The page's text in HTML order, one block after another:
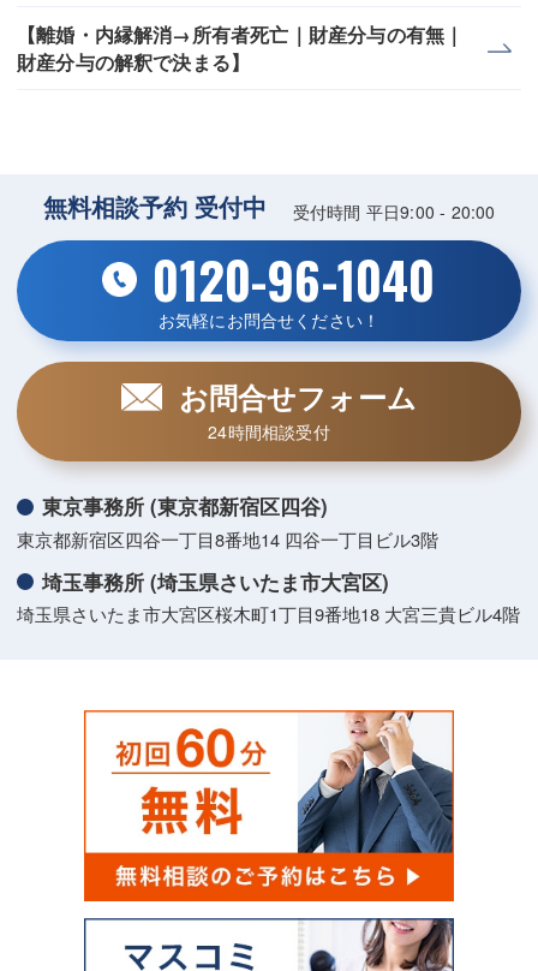
【離婚・内縁解消→所有者死亡｜財産分与の有無｜
財産分与の解釈で決まる】
無料相談予約 受付中 受付時間 平日9:00 - 20:00
0120-96-1040
お気軽にお問合せください！
お問合せフォーム
24時間相談受付
東京事務所 (東京都新宿区四谷)
東京都新宿区四谷一丁目8番地14 四谷一丁目ビル3階
埼玉事務所 (埼玉県さいたま市大宮区)
埼玉県さいたま市大宮区桜木町1丁目9番地18 大宮三貴ビル4階